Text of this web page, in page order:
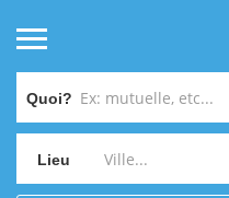
Quoi?
Lieu